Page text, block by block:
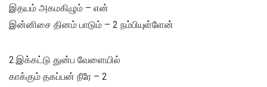
இதயம் அகமகிழும் – என்
இன்னிசை தினம் பாடும் – 2 நம்பியுள்ளேன்
2.இக்கட்டு துன்ப வேளையில்
காக்கும் தகப்பன் நீரே – 2